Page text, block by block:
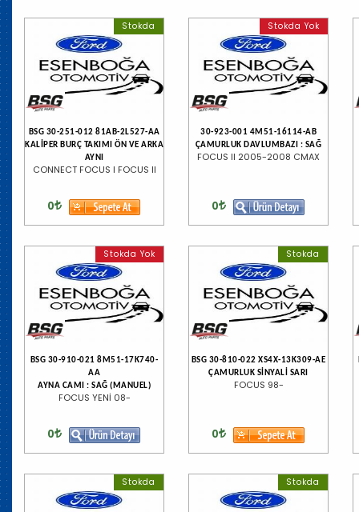
Stokda
BSG 30-251-012 81AB-2L527-AA
KALİPER BURÇ TAKIMI ÖN VE ARKA
AYNI
CONNECT FOCUS I FOCUS II
0
Stokda Yok
30-923-001 4M51-16114-AB
ÇAMURLUK DAVLUMBAZI : SAĞ
FOCUS II 2005-2008 CMAX
0
Stokda Yok
BSG 30-910-021 8M51-17K740-
AA
AYNA CAMI : SAĞ (MANUEL)
FOCUS YENİ 08-
0
Stokda
BSG 30-810-022 XS4X-13K309-AE
ÇAMURLUK SİNYALİ SARI
FOCUS 98-
0
Stokda Stokda